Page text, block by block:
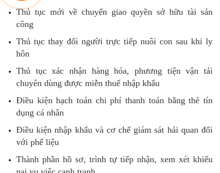
Thủ tục mới về chuyển giao quyền sở hữu tài sản
công
Thủ tục thay đổi người trực tiếp nuôi con sau khi ly
hôn
Thủ tục xác nhận hàng hóa, phương tiện vận tải
chuyên dùng được miễn thuế nhập khẩu
Điều kiện hạch toán chi phí thanh toán bằng thẻ tín
dụng cá nhân
Điều kiện nhập khẩu và cơ chế giám sát hải quan đối
với phế liệu
Thành phần hồ sơ, trình tự tiếp nhận, xem xét khiếu